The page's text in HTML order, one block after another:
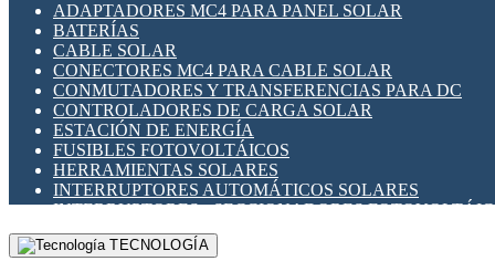
ADAPTADORES MC4 PARA PANEL SOLAR
BATERÍAS
CABLE SOLAR
CONECTORES MC4 PARA CABLE SOLAR
CONMUTADORES Y TRANSFERENCIAS PARA DC
CONTROLADORES DE CARGA SOLAR
ESTACIÓN DE ENERGÍA
FUSIBLES FOTOVOLTÁICOS
HERRAMIENTAS SOLARES
INTERRUPTORES AUTOMÁTICOS SOLARES
INTERRUPTORES - SECCIONADORES
MONTAJE PANEL SOLAR
PORTA FUSIBLES Y SECCIONADORES
TECNOLOGÍA